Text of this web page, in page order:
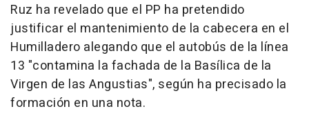
Ruz ha revelado que el PP ha pretendido
justificar el mantenimiento de la cabecera en el
Humilladero alegando que el autobús de la línea
13 "contamina la fachada de la Basílica de la
Virgen de las Angustias", según ha precisado la
formación en una nota.